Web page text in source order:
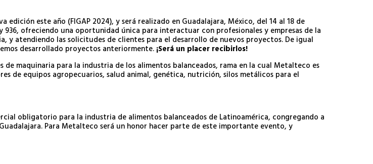
este año (FIGAP 2024), y será realizado en Guadalajara, México, del 14 al 18 de
ofreciendo una oportunidad única para interactuar con profesionales y empresas de la
y atendiendo las solicitudes de clientes para el desarrollo de nuevos proyectos. De igual
desarrollado proyectos anteriormente. ¡Será un placer recibirlos!
maquinaria para la industria de los alimentos balanceados, rama en la cual Metalteco es
de equipos agropecuarios, salud animal, genética, nutrición, silos metálicos para el
obligatorio para la industria de alimentos balanceados de Latinoamérica, congregando a
Para Metalteco será un honor hacer parte de este importante evento, y